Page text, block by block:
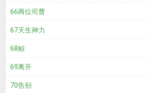
66两位司曹
67天生神力
68鲸
69离开
70告别